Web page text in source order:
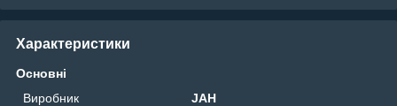
Характеристики
Основні
Виробник
JAH